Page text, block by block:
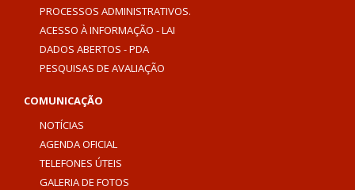
PROCESSOS ADMINISTRATIVOS.
ACESSO À INFORMAÇÃO - LAI
DADOS ABERTOS - PDA
PESQUISAS DE AVALIAÇÃO
COMUNICAÇÃO
NOTÍCIAS
AGENDA OFICIAL
TELEFONES ÚTEIS
GALERIA DE FOTOS